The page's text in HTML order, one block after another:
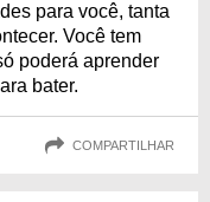
para você, tanta
Você tem
poderá aprender
bater.
COMPARTILHAR